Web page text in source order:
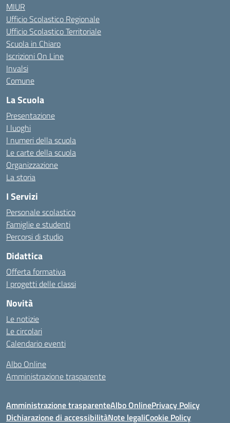
MIUR
Ufficio Scolastico Regionale
Ufficio Scolastico Territoriale
Scuola in Chiaro
Iscrizioni On Line
Invalsi
Comune
La Scuola
Presentazione
I luoghi
I numeri della scuola
Le carte della scuola
Organizzazione
La storia
I Servizi
Personale scolastico
Famiglie e studenti
Percorsi di studio
Didattica
Offerta formativa
I progetti delle classi
Novità
Le notizie
Le circolari
Calendario eventi
Albo Online
Amministrazione trasparente
Amministrazione trasparenteAlbo OnlinePrivacy Policy
Dichiarazione di accessibilitàNote legaliCookie Policy